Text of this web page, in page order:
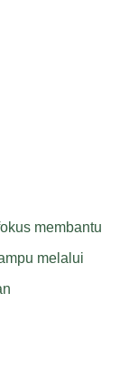
membantu
melalui